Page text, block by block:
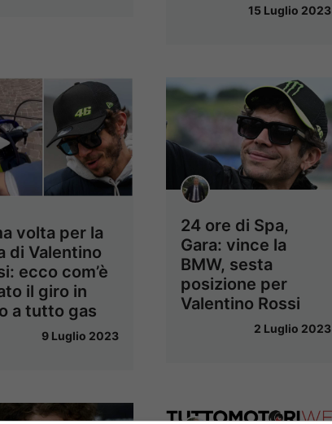
15 Luglio 2023
volta per la
di Valentino
ecco com’è
il giro in
a tutto gas
9 Luglio 2023
24 ore di Spa,
Gara: vince la
BMW, sesta
posizione per
Valentino Rossi
2 Luglio 2023